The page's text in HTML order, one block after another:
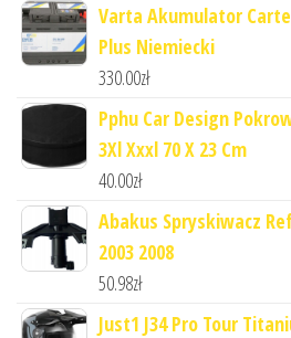
Varta Akumulator
Plus Niemiecki
330.00zł
Pphu Car Design
3Xl Xxxl 70 X 23 Cm
40.00zł
Abakus Spryskiwacz
2003 2008
50.98zł
Just1 J34 Pro Tour